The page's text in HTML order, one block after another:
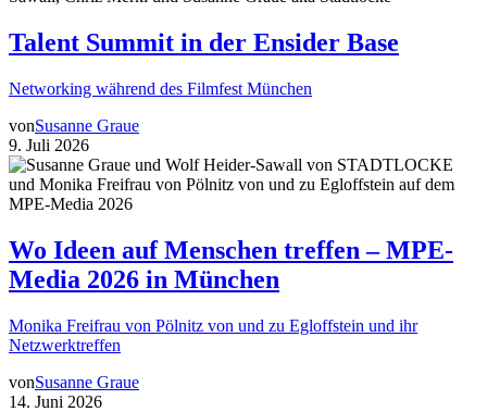
Talent Summit in der Ensider Base
Networking während des Filmfest München
vonSusanne Graue
9. Juli 2026
Wo Ideen auf Menschen treffen – MPE-
Media 2026 in München
Monika Freifrau von Pölnitz von und zu Egloffstein und ihr
Netzwerktreffen
vonSusanne Graue
14. Juni 2026